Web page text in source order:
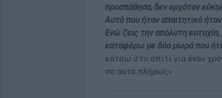
προσπάθησα, δεν ερχόταν
Αυτό που ήταν απαιτητικό
Ενώ ζεις την απόλυτη
καταφέρω με δύο μωρά που
κάτσω στο σπίτι για έναν
σε αυτό πλήρως»